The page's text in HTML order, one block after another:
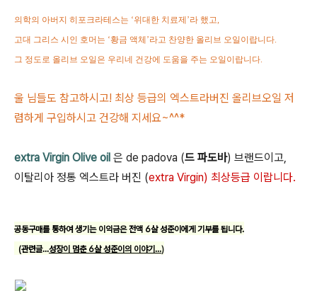
의학의 아버지 히포크라테스는 ‘위대한 치료제 ’라 했고,
고대 그리스 시인 호머는 ‘황금 액체 ’라고 찬양한 올리브 오일이랍니다.
그 정도로 올리브 오일은 우리네 건강에 도움을 주는 오일이랍니다.
울 님들도 참고하시고! 최상 등급의 엑스트라버진 올리브오일 저
렴하게 구입하시고 건강해 지세요~^^*
extra Virgin Olive oil 은 de padova (드 파도바) 브랜드이고,
이탈리아 정통 엑스트라 버진 (extra Virgin) 최상등급 이랍니다.
공동구매를 통하여 생기는 이익금은 전액 6살 성준이에게 기부를 됩니다.
(관련글...성장이 멈춘 6살 성준이의 이야기...)